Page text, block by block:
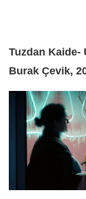
Tuzdan Kaide-
Burak Çevik,